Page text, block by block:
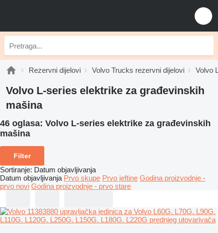
Rezervni dijelovi Volvo Trucks rezervni dijelovi Volvo
Volvo L-series elektrike za građevinskih
mašina
46 oglasa: Volvo L-series elektrike za građevinskih
mašina
Filter
Sortiranje: Datum objavljivanja
Datum objavljivanja Prvo skupe Prvo jeftine Godina proizvodnje -
prvo novi Godina proizvodnje - prvo stare